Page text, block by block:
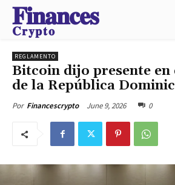
𝐅𝐢𝐧𝐚𝐧𝐜𝐞𝐬
𝐂𝐫𝐲𝐩𝐭𝐨
REGLAMENTO
Bitcoin dijo presente en
de la República
Por Financescrypto June 9, 2026 0